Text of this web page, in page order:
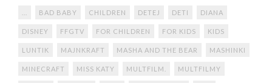
BAD BABY CHILDREN DETEJ DETI DIANA
DISNEY FFGTV FOR CHILDREN FOR KIDS KIDS
LUNTIK MAJNKRAFT MASHA AND THE BEAR MASHINKI
MINECRAFT MISS KATY MULTFILM. MULTFILMY